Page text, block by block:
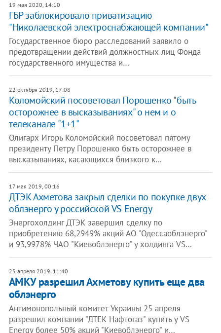
19 мая 2020, 14:10
ГБР заблокировало приватизацию
"Николаевской электроснабжающей компании"
Государственное бюро расследований заявило о
предотвращении действий должностных лиц Фонда
государственного имущества и…
22 октября 2019, 17:08
​Коломойский посоветовал Порошенко "быть
осторожнее в высказываниях" о нем и о
телеканале "1+1"
Олигарх Игорь Коломойский посоветовал пятому
президенту Петру Порошенко быть осторожнее в
высказываниях, касающихся близкого к…
17 мая 2019, 00:16
ДТЭК Ахметова закрыл сделки по покупке двух
облэнерго у российской VS Energy
Энергохолдинг ДТЭК завершил сделку по
приобретению 68,2949% акций АО "Одессаоблэнерго"
и 93,9978% ЧАО "Киевоблэнерго" у холдинга VS…
25 апреля 2019, 11:40
​АМКУ разрешил Ахметову купить еще два
облэнерго
Антимонопольный комитет Украины 25 апреля
разрешил компании "ДТЕК Нафтогаз" купить у VS
Energy более 50% акций "Киевоблэнерго" и…